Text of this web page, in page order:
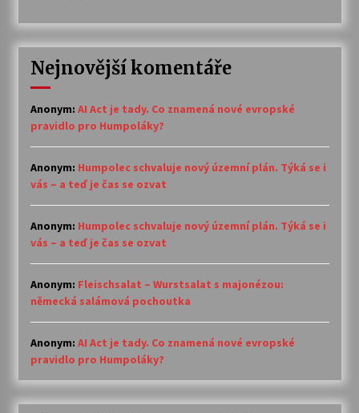
Nejnovější komentáře
Anonym: AI Act je tady. Co znamená nové evropské
pravidlo pro Humpoláky?
Anonym: Humpolec schvaluje nový územní plán. Týká se i
vás – a teď je čas se ozvat
Anonym: Humpolec schvaluje nový územní plán. Týká se i
vás – a teď je čas se ozvat
Anonym: Fleischsalat – Wurstsalat s majonézou:
německá salámová pochoutka
Anonym: AI Act je tady. Co znamená nové evropské
pravidlo pro Humpoláky?